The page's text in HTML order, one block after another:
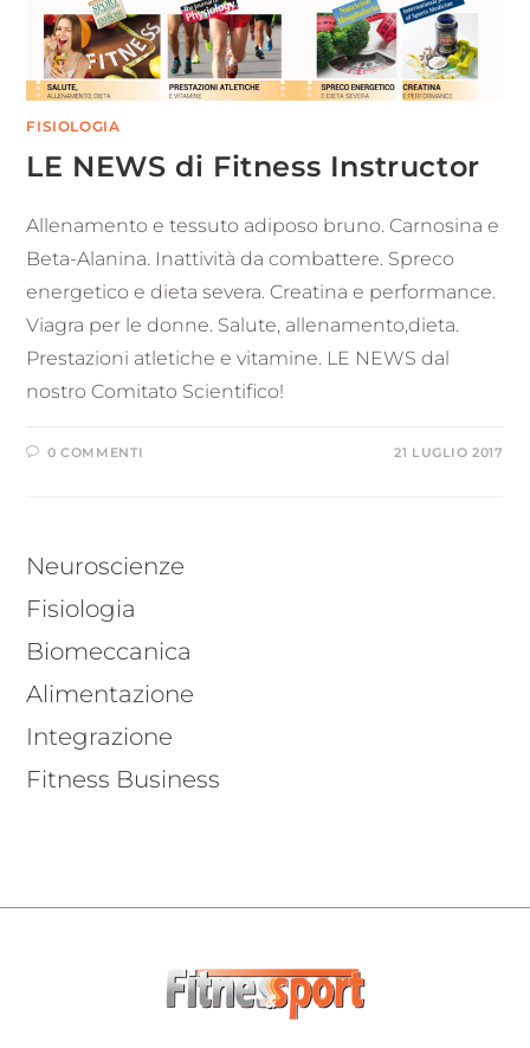
FISIOLOGIA
LE NEWS di Fitness Instructor
Allenamento e tessuto adiposo bruno. Carnosina e
Beta-Alanina. Inattività da combattere. Spreco
energetico e dieta severa. Creatina e performance.
Viagra per le donne. Salute, allenamento,dieta.
Prestazioni atletiche e vitamine. LE NEWS dal
nostro Comitato Scientifico!
0 COMMENTI 21 LUGLIO 2017
Neuroscienze
Fisiologia
Biomeccanica
Alimentazione
Integrazione
Fitness Business